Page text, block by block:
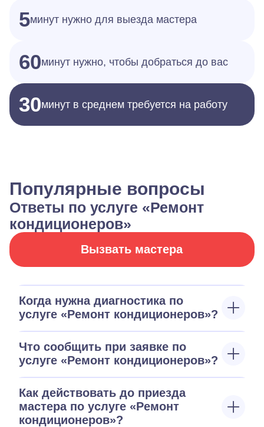
5минут нужно для выезда мастера
60минут нужно, чтобы добраться до вас
30минут в среднем требуется на работу
Популярные вопросы
Ответы по услуге «Ремонт
кондиционеров»
Вызвать мастера
Когда нужна диагностика по
услуге «Ремонт кондиционеров»?
Что сообщить при заявке по
услуге «Ремонт кондиционеров»?
Как действовать до приезда
мастера по услуге «Ремонт
кондиционеров»?